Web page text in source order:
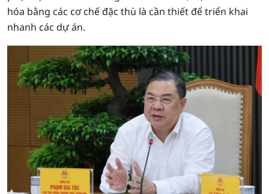
hóa bằng các cơ chế đặc thù là cần thiết để triển khai
nhanh các dự án.